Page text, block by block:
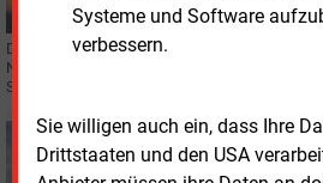
Systeme und Software
verbessern.
Sie willigen auch ein, dass Ihre
Drittstaaten und den USA
Die EU-Energieminister haben sich auf ihre
Netzpaket verständigt. Es soll Genehmigungen
Stromnetzausbau in Europa vorantreiben.
STROMNETZ